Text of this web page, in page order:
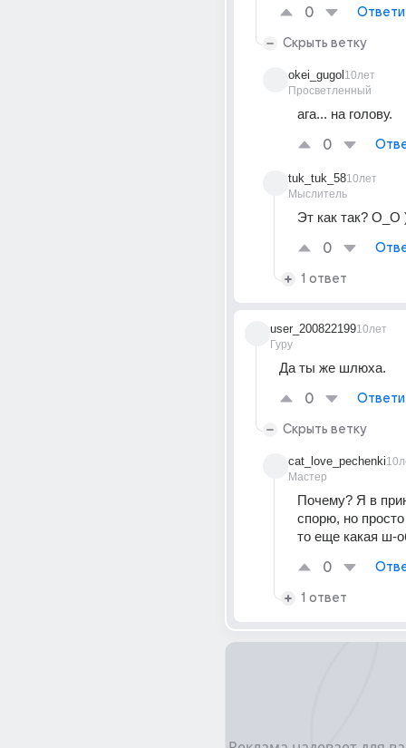
0
Скрыть ветку
okei_gugol
Просветленный
10лет
ага... на голову.
0
tuk_tuk_58
Мыслитель
10лет
Эт как так? О_О
0
1 ответ
user_200822199
Гуру
10лет
Да ты же шлюха.
0
Скрыть ветку
cat_love_pechenki
Мастер
Почему? Я в
спорю, но
то еще какая ш-
0
1 ответ